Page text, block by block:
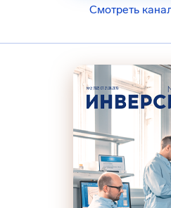
Смотреть